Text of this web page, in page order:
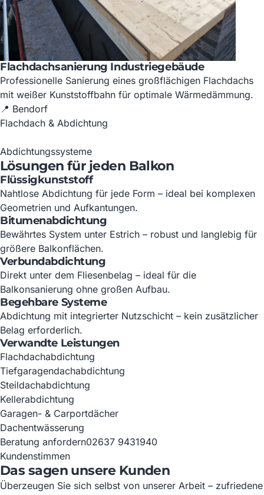
Flachdachsanierung Industriegebäude
Professionelle Sanierung eines großflächigen Flachdachs
mit weißer Kunststoffbahn für optimale Wärmedämmung.
📍 Bendorf
Flachdach & Abdichtung
Abdichtungssysteme
Lösungen für jeden Balkon
Flüssigkunststoff
Nahtlose Abdichtung für jede Form – ideal bei komplexen
Geometrien und Aufkantungen.
Bitumenabdichtung
Bewährtes System unter Estrich – robust und langlebig für
größere Balkonflächen.
Verbundabdichtung
Direkt unter dem Fliesenbelag – ideal für die
Balkonsanierung ohne großen Aufbau.
Begehbare Systeme
Abdichtung mit integrierter Nutzschicht – kein zusätzlicher
Belag erforderlich.
Verwandte Leistungen
Flachdachabdichtung
Tiefgaragendachabdichtung
Steildachabdichtung
Kellerabdichtung
Garagen- & Carportdächer
Dachentwässerung
Beratung anfordern02637 9431940
Kundenstimmen
Das sagen unsere Kunden
Überzeugen Sie sich selbst von unserer Arbeit – zufriedene